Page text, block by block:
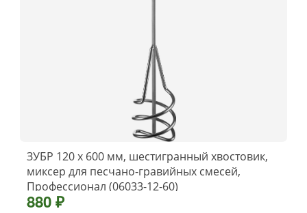
ЗУБР 120 х 600 мм, шестигранный хвостовик,
миксер для песчано-гравийных смесей,
Профессионал (06033-12-60)
880 ₽